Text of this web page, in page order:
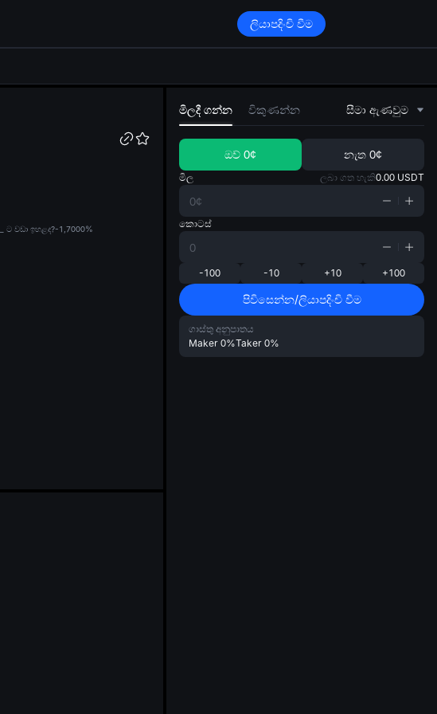
ලියාපදිංචි වීම
ට වඩා ඉහළද?-1,7000%
මිලදී ගන්න විකුණන්න සීමා ඇණවුම
ඔව් 0¢ නැත 0¢
මිල ලබා ගත හැකි0.00 USDT
කොටස්
-100 -10 +10 +100
පිවිසෙන්න/ලියාපදිංචි වීම
ගාස්තු අනුපාතය
Maker 0%Taker 0%